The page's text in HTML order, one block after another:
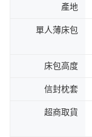
產地
單人薄床包
床包高度
信封枕套
超商取貨